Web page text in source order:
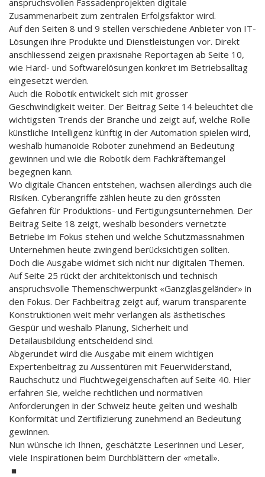
Zusammenarbeit zum zentralen Erfolgsfaktor wird.
Auf den Seiten 8 und 9 stellen verschiedene Anbieter von IT-
Lösungen ihre Produkte und Dienstleistungen vor. Direkt
anschliessend zeigen praxisnahe Reportagen ab Seite 10,
wie Hard- und Softwarelösungen konkret im Betriebsalltag
eingesetzt werden.
Auch die Robotik entwickelt sich mit grosser
Geschwindigkeit weiter. Der Beitrag Seite 14 beleuchtet die
wichtigsten Trends der Branche und zeigt auf, welche Rolle
künstliche Intelligenz künftig in der Automation spielen wird,
weshalb humanoide Roboter zunehmend an Bedeutung
gewinnen und wie die Robotik dem Fachkräftemangel
begegnen kann.
Wo digitale Chancen entstehen, wachsen allerdings auch die
Risiken. Cyberangriffe zählen heute zu den grössten
Gefahren für Produktions- und Fertigungsunternehmen. Der
Beitrag Seite 18 zeigt, weshalb besonders vernetzte
Betriebe im Fokus stehen und welche Schutzmassnahmen
Unternehmen heute zwingend berücksichtigen sollten.
Doch die Ausgabe widmet sich nicht nur digitalen Themen.
Auf Seite 25 rückt der architektonisch und technisch
anspruchsvolle Themenschwerpunkt «Ganzglasgeländer» in
den Fokus. Der Fachbeitrag zeigt auf, warum transparente
Konstruktionen weit mehr verlangen als ästhetisches
Gespür und weshalb Planung, Sicherheit und
Detailausbildung entscheidend sind.
Abgerundet wird die Ausgabe mit einem wichtigen
Expertenbeitrag zu Aussentüren mit Feuerwiderstand,
Rauchschutz und Fluchtwegeigenschaften auf Seite 40. Hier
erfahren Sie, welche rechtlichen und normativen
Anforderungen in der Schweiz heute gelten und weshalb
Konformität und Zertifizierung zunehmend an Bedeutung
gewinnen.
Nun wünsche ich Ihnen, geschätzte Leserinnen und Leser,
viele Inspirationen beim Durchblättern der «metall».
■